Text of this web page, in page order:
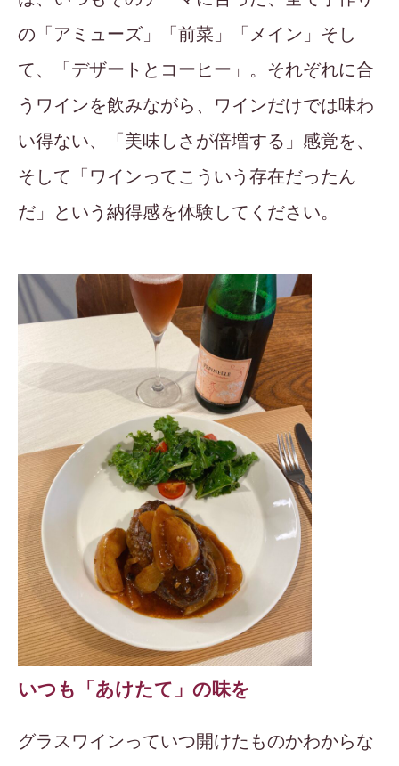
の「アミューズ」「前菜」「メイン」そし
て、「デザートとコーヒー」。それぞれに合
うワインを飲みながら、ワインだけでは味わ
い得ない、「美味しさが倍増する」感覚を、
そして「ワインってこういう存在だったん
だ」という納得感を体験してください。
いつも「あけたて」の味を
グラスワインっていつ開けたものかわからな